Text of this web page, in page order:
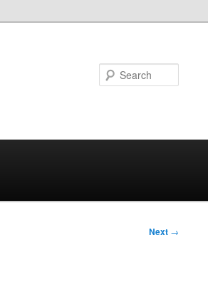
Next →